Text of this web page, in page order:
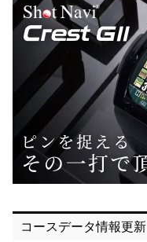
コースデータ情報更新